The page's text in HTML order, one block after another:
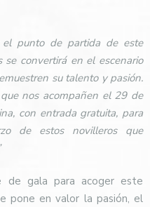
el punto de partida de este
se convertirá en el escenario
su talento y pasión.
nos acompañen el 29 de
con entrada gratuita, para
de estos novilleros que
de gala para acoger este
pone en valor la pasión, el